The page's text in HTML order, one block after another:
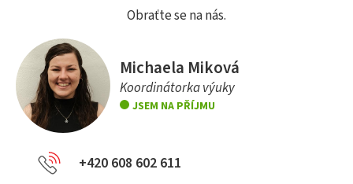
Obraťte se na nás.
Michaela Miková
Koordinátorka výuky
JSEM NA PŘÍJMU
+420 608 602 611